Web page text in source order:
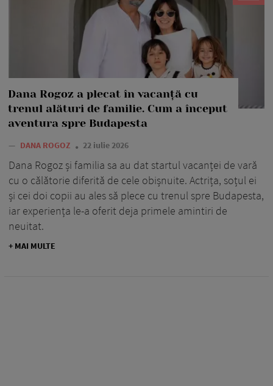
Dana Rogoz a plecat în vacanță cu
trenul alături de familie. Cum a început
aventura spre Budapesta
— DANA ROGOZ 22 iulie 2026
Dana Rogoz și familia sa au dat startul vacanței de vară
cu o călătorie diferită de cele obișnuite. Actrița, soțul ei
și cei doi copii au ales să plece cu trenul spre Budapesta,
iar experiența le-a oferit deja primele amintiri de
neuitat.
+ MAI MULTE